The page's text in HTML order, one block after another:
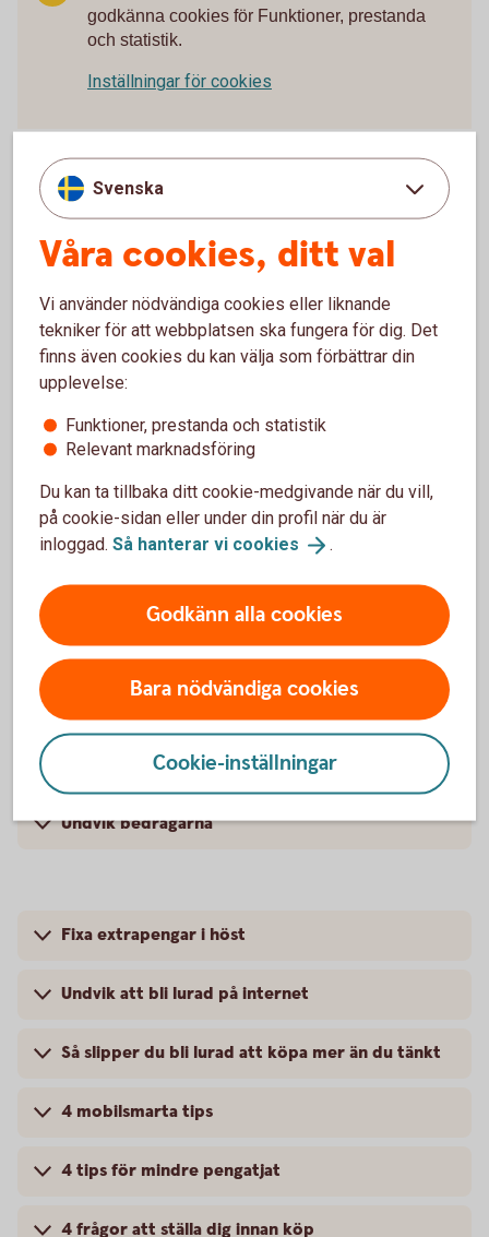
godkänna cookies för Funktioner, prestanda
och statistik.
Inställningar för cookies
Här har vi samlat bästa tipsen som
ger dig koll på pengarna!
Så skyddar du ditt konto
Så blir du mer rea-smart
3 saker du kan göra om en influencer verkar
3 tips för att minska matsvinnet
Så får du veckopeng - 4 bra argument
4 perfekta presenter
3 tips för att få pengapejl
Spara – 5 bästa tipsen
Undvik bedragarna
Fixa extrapengar i höst
Undvik att bli lurad på internet
Så slipper du bli lurad att köpa mer än du tänkt
4 mobilsmarta tips
4 tips för mindre pengatjat
4 frågor att ställa dig innan köp
Svenska
Våra cookies, ditt val
Vi använder nödvändiga cookies eller liknande
tekniker för att webbplatsen ska fungera för dig. Det
finns även cookies du kan välja som förbättrar din
upplevelse:
Funktioner, prestanda och statistik
Relevant marknadsföring
Du kan ta tillbaka ditt cookie-medgivande när du vill,
på cookie-sidan eller under din profil när du är
inloggad. Så hanterar vi cookies .
Godkänn alla cookies
Bara nödvändiga cookies
Cookie-inställningar